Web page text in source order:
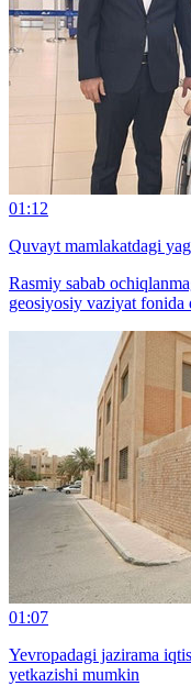
01:12
Quvayt mamlakatdagi
Rasmiy sabab
geosiyosiy vaziyat
01:07
Yevropadagi jazirama
yetkazishi mumkin